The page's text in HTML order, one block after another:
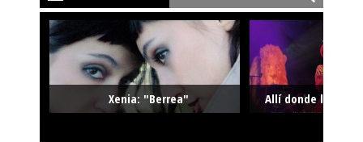
Xenia: "Berrea" Allí donde la